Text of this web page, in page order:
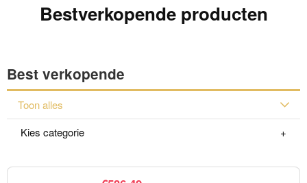
Bestverkopende producten
Best verkopende
Toon alles
Kies categorie